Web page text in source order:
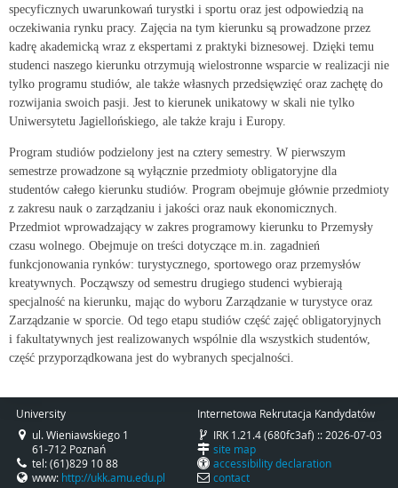
specyficznych uwarunkowań turystki i sportu oraz jest odpowiedzią na
oczekiwania rynku pracy. Zajęcia na tym kierunku są prowadzone przez
kadrę akademicką wraz z ekspertami z praktyki biznesowej. Dzięki temu
studenci naszego kierunku otrzymują wielostronne wsparcie w realizacji nie
tylko programu studiów, ale także własnych przedsięwzięć oraz zachętę do
rozwijania swoich pasji. Jest to kierunek unikatowy w skali nie tylko
Uniwersytetu Jagiellońskiego, ale także kraju i Europy.
Program studiów podzielony jest na cztery semestry. W pierwszym
semestrze prowadzone są wyłącznie przedmioty obligatoryjne dla
studentów całego kierunku studiów. Program obejmuje głównie przedmioty
z zakresu nauk o zarządzaniu i jakości oraz nauk ekonomicznych.
Przedmiot wprowadzający w zakres programowy kierunku to Przemysły
czasu wolnego. Obejmuje on treści dotyczące m.in. zagadnień
funkcjonowania rynków: turystycznego, sportowego oraz przemysłów
kreatywnych. Począwszy od semestru drugiego studenci wybierają
specjalność na kierunku, mając do wyboru Zarządzanie w turystyce oraz
Zarządzanie w sporcie. Od tego etapu studiów część zajęć obligatoryjnych
i fakultatywnych jest realizowanych wspólnie dla wszystkich studentów,
część przyporządkowana jest do wybranych specjalności.
University
ul. Wieniawskiego 1
61-712 Poznań
tel: (61)829 10 88
www: http://ukk.amu.edu.pl
Internetowa Rekrutacja Kandydatów
IRK 1.21.4 (680fc3af) :: 2026-07-03
site map
accessibility declaration
contact